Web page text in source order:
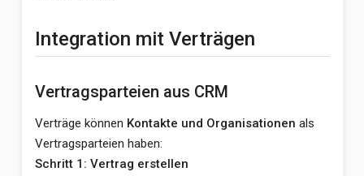
Integration mit Verträgen
Vertragsparteien aus CRM
Verträge können Kontakte und Organisationen als
Vertragsparteien haben:
Schritt 1: Vertrag erstellen